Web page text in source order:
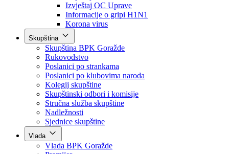
Obavještenja Vlade
Izvještajno prognozna služba Ministarstva privrede
Izvještaj o radu
Izvještaj OC Uprave
Informacije o gripi H1N1
Korona virus
Skupština
Skupština BPK Goražde
Rukovodstvo
Poslanici po strankama
Poslanici po klubovima naroda
Kolegij skupštine
Skupštinski odbori i komisije
Stručna služba skupštine
Nadležnosti
Sjednice skupštine